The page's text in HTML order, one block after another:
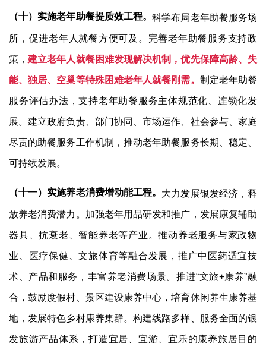
（十）实施老年助餐提质效工程。科学布局老年助餐服务场
所，促进老年人就餐方便可及。完善老年助餐服务支持政
策，建立老年人就餐困难发现解决机制，优先保障高龄、失
能、独居、空巢等特殊困难老年人就餐刚需。 制定老年助餐
服务评估办法，支持老年助餐服务主体规范化、连锁化发
展。建立政府负责、部门协同、市场运作、社会参与、家庭
尽责的助餐服务工作机制，推动老年助餐服务长期、稳定、
可持续发展。
（十一）实施养老消费增动能工程。 大力发展银发经济，释
放养老消费潜力。加强老年用品研发和推广，发展康复辅助
器具、抗衰老、智能养老等产业。推动养老服务与家政物
业、医疗保健、文旅体育等融合发展，推广中医药适宜技
术、产品和服务，丰富养老消费场景。推进“文旅+康养”融
合，鼓励度假村、景区建设康养中心，培育休闲养生康养基
地，发展特色乡村康养集群。构建线路多样、服务全面的银
发旅游产品体系，打造宜居、宜游、宜乐的康养旅居目的